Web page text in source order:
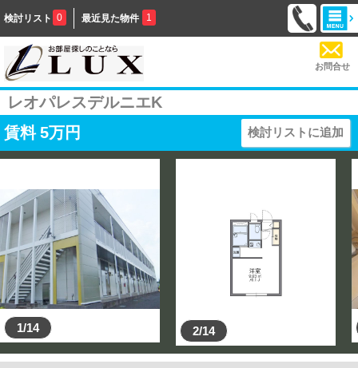
検討リスト 0 最近見た物件 1
お問合せ
レオパレスデルニエK
賃料 5万円 検討リストに追加
1/14 2/14